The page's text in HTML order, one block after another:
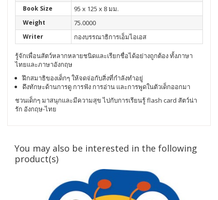
Book Size 95 x 125 x 8 มม.
Weight 75.0000
Writer กองบรรณาธิการเอ็มไอเอส
รู้จักเพื่อนสัตว์หลากหลายชนิดและเรียกชื่อได้อย่างถูกต้อง ทั้งภาษา
ไทยและภาษาอังกฤษ
ฝึกสมาธิของเด็กๆ ให้จดจ่อกับสิ่งที่กำลังทำอยู่
ดึงทักษะด้านการดู การฟัง การอ่าน และการพูดในตัวเด็กออกมา
ชวนเด็กๆ มาสนุกและมีความสุข ไปกับการเรียนรู้ flash card สัตว์น่า
รัก อังกฤษ-ไทย
You may also be interested in the following
product(s)